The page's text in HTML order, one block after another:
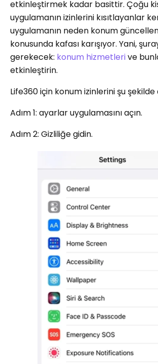
etkinleştirmek kadar basittir. Çoğu
uygulamanın izinlerini kısıtlayanlar
uygulamanın neden konum
konusunda kafası karışıyor. Yani,
gerekecek: konum hizmetlerive
etkinleştirin.
Life360 için konum izinlerini şu şekilde
Adım 1: ayarlar uygulamasını açın.
Adım 2: Gizliliğe gidin.